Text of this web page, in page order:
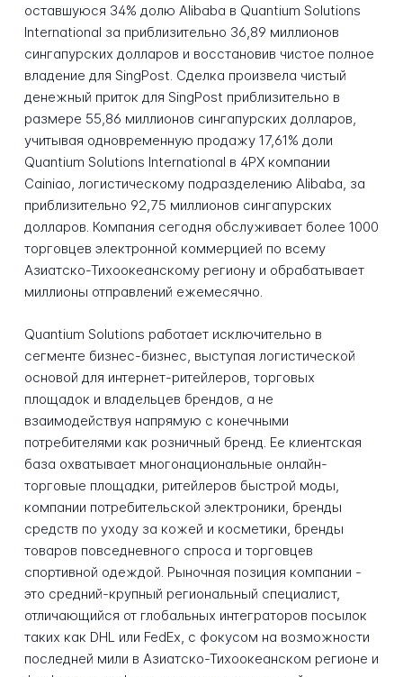
оставшуюся 34% долю Alibaba в Quantium Solutions
International за приблизительно 36,89 миллионов
сингапурских долларов и восстановив чистое полное
владение для SingPost. Сделка произвела чистый
денежный приток для SingPost приблизительно в
размере 55,86 миллионов сингапурских долларов,
учитывая одновременную продажу 17,61% доли
Quantium Solutions International в 4PX компании
Cainiao, логистическому подразделению Alibaba, за
приблизительно 92,75 миллионов сингапурских
долларов. Компания сегодня обслуживает более 1000
торговцев электронной коммерцией по всему
Азиатско-Тихоокеанскому региону и обрабатывает
миллионы отправлений ежемесячно.
Quantium Solutions работает исключительно в
сегменте бизнес-бизнес, выступая логистической
основой для интернет-ритейлеров, торговых
площадок и владельцев брендов, а не
взаимодействуя напрямую с конечными
потребителями как розничный бренд. Ее клиентская
база охватывает многонациональные онлайн-
торговые площадки, ритейлеров быстрой моды,
компании потребительской электроники, бренды
средств по уходу за кожей и косметики, бренды
товаров повседневного спроса и торговцев
спортивной одеждой. Рыночная позиция компании -
это средний-крупный региональный специалист,
отличающийся от глобальных интеграторов посылок
таких как DHL или FedEx, с фокусом на возможности
последней мили в Азиатско-Тихоокеанском регионе и